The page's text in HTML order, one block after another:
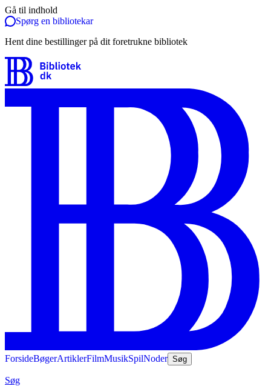
Gå til indhold
Spørg en bibliotekar
Hent dine bestillinger på dit foretrukne bibliotek
ForsideBøgerArtiklerFilmMusikSpilNoder Søg
Søg